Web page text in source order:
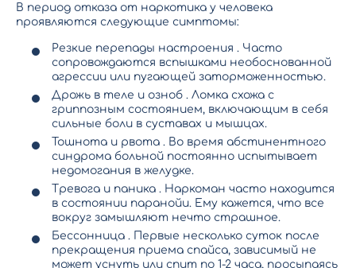
В период отказа от наркотика у человека
проявляются следующие симптомы:
Резкие перепады настроения . Часто
сопровождаются вспышками необоснованной
агрессии или пугающей заторможенностью.
Дрожь в теле и озноб . Ломка схожа с
гриппозным состоянием, включающим в себя
сильные боли в суставах и мышцах.
Тошнота и рвота . Во время абстинентного
синдрома больной постоянно испытывает
недомогания в желудке.
Тревога и паника . Наркоман часто находится
в состоянии паранойи. Ему кажется, что все
вокруг замышляют нечто страшное.
Бессонница . Первые несколько суток после
прекращения приема спайса, зависимый не
может уснуть или спит по 1-2 часа, просыпаясь